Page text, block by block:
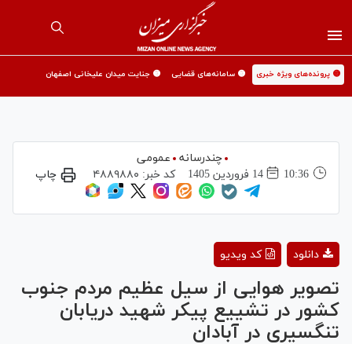
🟡 پرونده‌های ویژه خبری 🟡 سامانه‌های قضایی 🟡 جنایت میدان علیخانی اصفهان
چندرسانه
عمومی
10:36
14 فروردين 1405 کد خبر: ۴۸۸۹۸۸۰ چاپ
Video
کد ویدیو دانلود
تصویر هوایی از سیل عظیم مردم جنوب
کشور در تشییع پیکر شهید دریابان
تنگسیری در آبادان